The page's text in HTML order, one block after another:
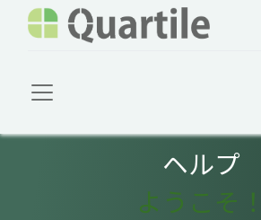
ヘルプ
ようこそ！